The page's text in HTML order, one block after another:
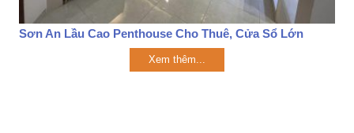
Sơn An Lầu Cao Penthouse Cho Thuê, Cửa Sổ Lớn
Xem thêm...